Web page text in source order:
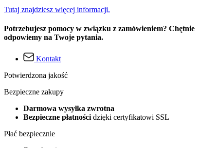
Tutaj znajdziesz więcej informacji.
Potrzebujesz pomocy w związku z zamówieniem? Chętnie
odpowiemy na Twoje pytania.
Kontakt
Potwierdzona jakość
Bezpieczne zakupy
Darmowa wysyłka zwrotna
Bezpieczne płatności dzięki certyfikatowi SSL
Płać bezpiecznie